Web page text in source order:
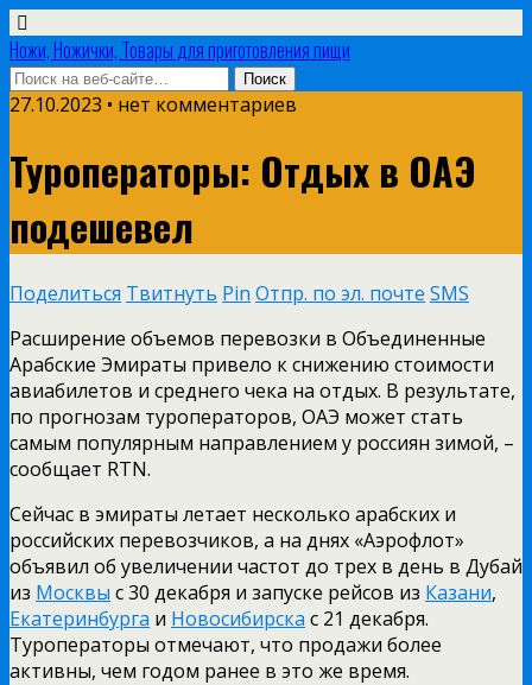
Ножи, Ножички, Товары для приготовления пищи
27.10.2023 • нет комментариев
Туроператоры: Отдых в ОАЭ
подешевел
Поделиться Твитнуть Pin Отпр. по эл. почте SMS
Расширение объемов перевозки в Объединенные
Арабские Эмираты привело к снижению стоимости
авиабилетов и среднего чека на отдых. В результате,
по прогнозам туроператоров, ОАЭ может стать
самым популярным направлением у россиян зимой, –
сообщает RTN.
Сейчас в эмираты летает несколько арабских и
российских перевозчиков, а на днях «Аэрофлот»
объявил об увеличении частот до трех в день в Дубай
из Москвы с 30 декабря и запуске рейсов из Казани,
Екатеринбурга и Новосибирска с 21 декабря.
Туроператоры отмечают, что продажи более
активны, чем годом ранее в это же время.